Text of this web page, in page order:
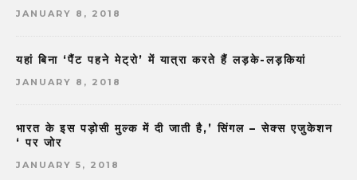
JANUARY 8, 2018
यहां बिना ‘पैंट पहने मेट्रो’ में यात्रा करते हैं लड़के-लड़कियां
JANUARY 8, 2018
भारत के इस पड़ोसी मुल्क में दी जाती है,’ सिंगल – सेक्स एजुकेशन
‘ पर जोर
JANUARY 5, 2018